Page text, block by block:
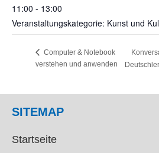
11:00 - 13:00
Veranstaltungskategorie: Kunst und
Computer & Notebook
verstehen und anwenden
SITEMAP
Startseite